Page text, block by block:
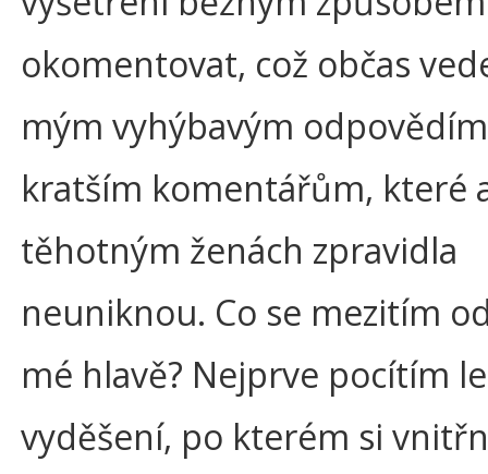
okomentovat, což občas
mým vyhýbavým
kratším komentářům, které
těhotným ženách zpravidla
neuniknou. Co se mezitím
mé hlavě? Nejprve pocítím
vyděšení, po kterém si